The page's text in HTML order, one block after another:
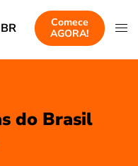
Comece
AGORA!
do Brasil